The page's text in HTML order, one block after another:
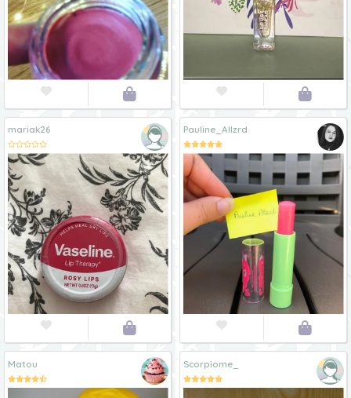
   
mariak26
 
Pauline_Allzrd
 
Matou Scorpiome_